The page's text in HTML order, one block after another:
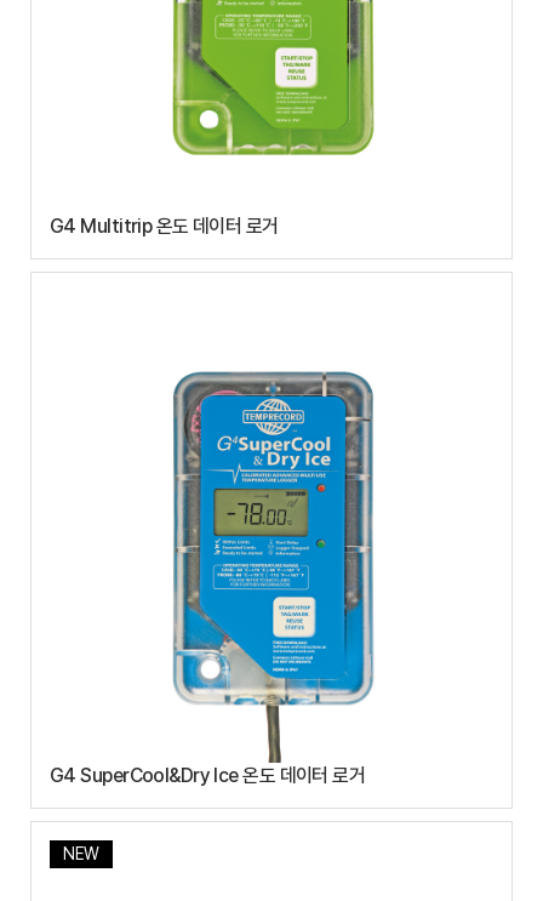
G4 Multitrip 온도 데이터 로거
G4 SuperCool&Dry Ice 온도 데이터 로거
NEW